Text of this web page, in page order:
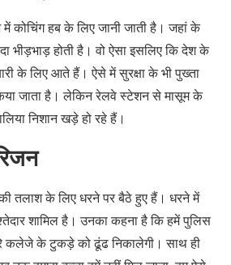
में कोचिंग हब के लिए जानी जाती है। जहां के
भीड़भाड़ होती है। वो ऐसा इसलिए कि देश के
के लिए आते हैं। ऐसे में सुरक्षा के भी पुख्ता
जाता है। लेकिन रेलवे स्टेशन से मासूम के
निशान खड़े हो रहे हैं।
की तलाश के लिए धरने पर बैठे हुए हैं। धरने में
शामिल है। उनका कहना है कि हमें पुलिस
कलेजे के टुकड़े को ढूंढ निकालेगी। साथ ही